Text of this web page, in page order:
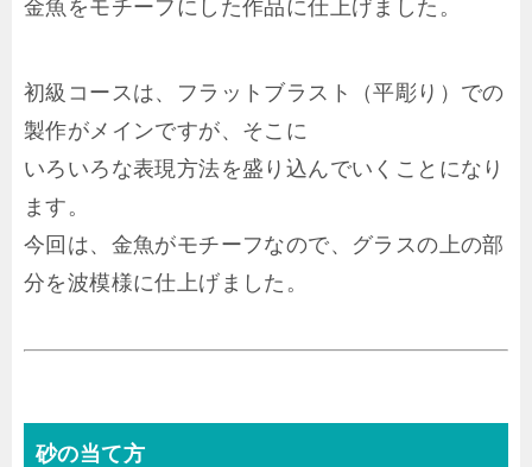
金魚をモチーフにした作品に仕上げました。
初級コースは、フラットブラスト（平彫り）での
製作がメインですが、そこに
いろいろな表現方法を盛り込んでいくことになり
ます。
今回は、金魚がモチーフなので、グラスの上の部
分を波模様に仕上げました。
砂の当て方